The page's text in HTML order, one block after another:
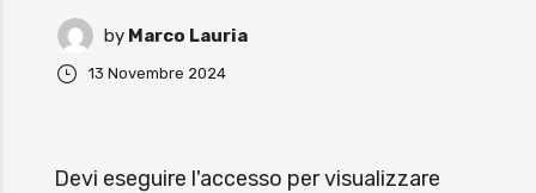
by Marco Lauria
13 Novembre 2024
Devi eseguire l'accesso per visualizzare